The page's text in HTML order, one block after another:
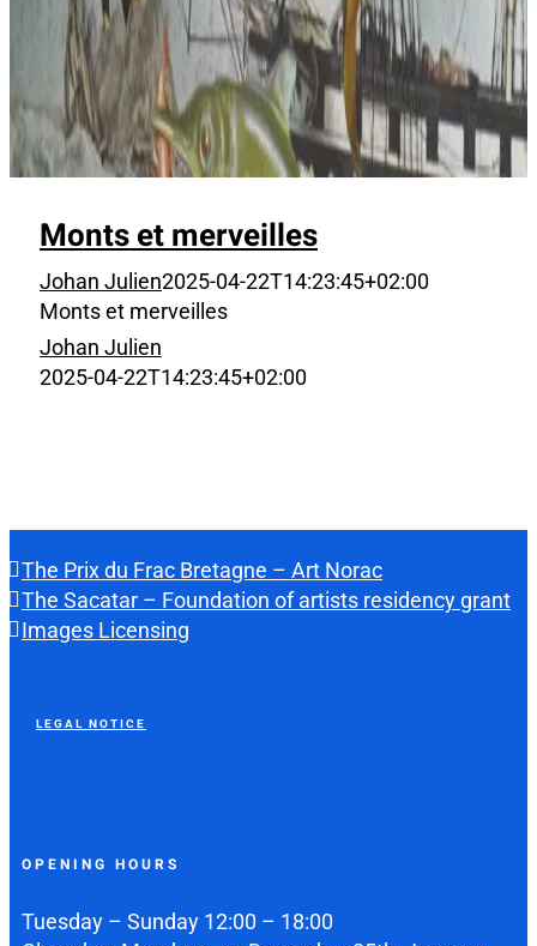
Monts et merveilles
Johan Julien2025-04-22T14:23:45+02:00
Monts et merveilles
Johan Julien
2025-04-22T14:23:45+02:00
The Prix du Frac Bretagne – Art Norac
The Sacatar – Foundation of artists residency grant
Images Licensing
LEGAL NOTICE
OPENING HOURS
Tuesday – Sunday 12:00 – 18:00